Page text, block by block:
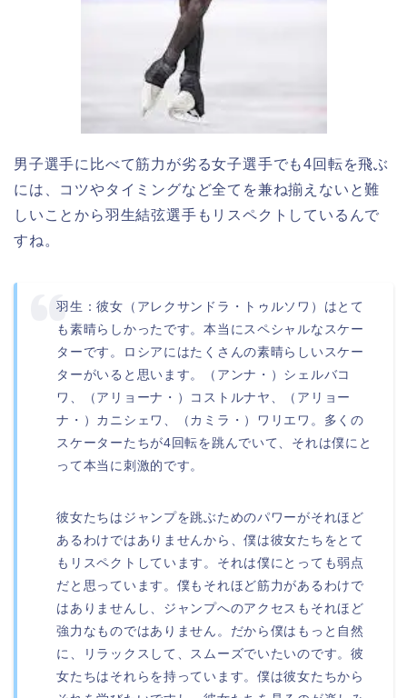
男子選手に比べて筋力が劣る女子選手でも4回転を飛ぶ
には、コツやタイミングなど全てを兼ね揃えないと難
しいことから羽生結弦選手もリスペクトしているんで
すね。
羽生：彼女（アレクサンドラ・トゥルソワ）はとて
も素晴らしかったです。本当にスペシャルなスケー
ターです。ロシアにはたくさんの素晴らしいスケー
ターがいると思います。（アンナ・）シェルバコ
ワ、（アリョーナ・）コストルナヤ、（アリョー
ナ・）カニシェワ、（カミラ・）ワリエワ。多くの
スケーターたちが4回転を跳んでいて、それは僕にと
って本当に刺激的です。
彼女たちはジャンプを跳ぶためのパワーがそれほど
あるわけではありませんから、僕は彼女たちをとて
もリスペクトしています。それは僕にとっても弱点
だと思っています。僕もそれほど筋力があるわけで
はありませんし、ジャンプへのアクセスもそれほど
強力なものではありません。だから僕はもっと自然
に、リラックスして、スムーズでいたいのです。彼
女たちはそれらを持っています。僕は彼女たちから